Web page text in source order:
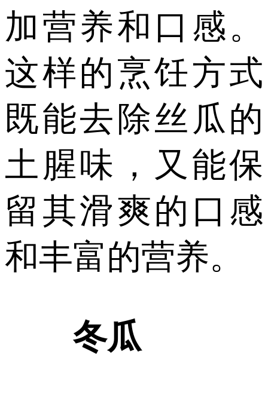
加营养和口感。
这样的烹饪方式
既能去除丝瓜的
土腥味，又能保
留其滑爽的口感
和丰富的营养。
冬瓜